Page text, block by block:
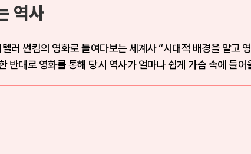
역사
여다보는 세계사 “시대적 배경을 알고 영화를 보면 그
반대로 영화를 통해 당시 역사가 얼마나 쉽게 가슴 속에 들어